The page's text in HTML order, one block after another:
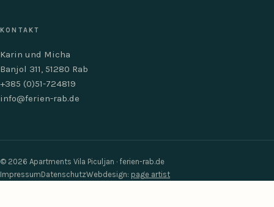
KONTAKT
Karin und Micha
Banjol 311, 51280 Rab
+385 (0)51-724819
info@ferien-rab.de
© 2026 Apartments Vila Piculjan · ferien-rab.de
ImpressumDatenschutzWebdesign: page artist